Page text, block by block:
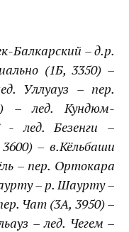
Балкарский – д.р.
(1Б, 3350) –
Уллуауз – пер.
– лед. Кундюм-
- лед. Безенги –
– в.Кёльбаши
– пер. Ортокара
– р. Шаурту –
Чат (3А, 3950) –
– лед. Чегем –